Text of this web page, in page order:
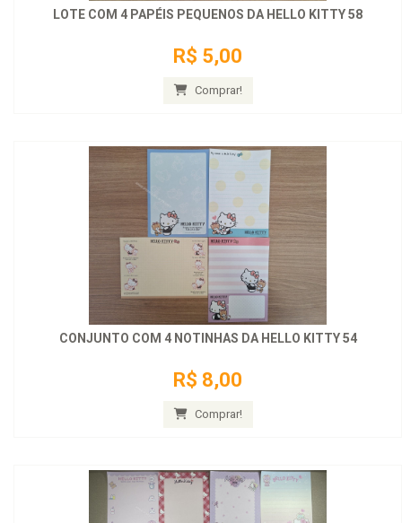
LOTE COM 4 PAPÉIS PEQUENOS DA HELLO KITTY 58
R$ 5,00
Comprar!
CONJUNTO COM 4 NOTINHAS DA HELLO KITTY 54
R$ 8,00
Comprar!